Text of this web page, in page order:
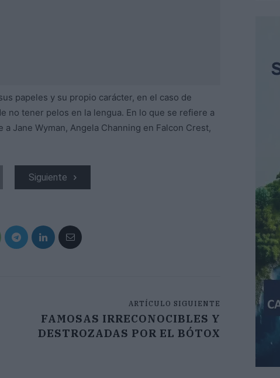
papeles y su propio carácter, en el caso de
no tener pelos en la lengua. En lo que se refiere a
Jane Wyman, Angela Channing en Falcon Crest,
Siguiente
ARTÍCULO SIGUIENTE
FAMOSAS IRRECONOCIBLES Y
DESTROZADAS POR EL BÓTOX